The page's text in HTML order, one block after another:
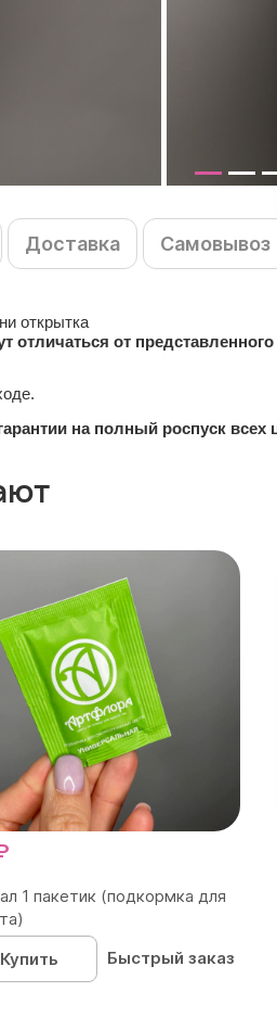
Доставка Самовывоз
открытка
от представленного
на полный роспуск всех
1 пакетик (подкормка для
Купить
Быстрый заказ